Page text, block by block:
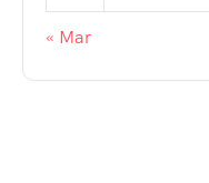
« Mar